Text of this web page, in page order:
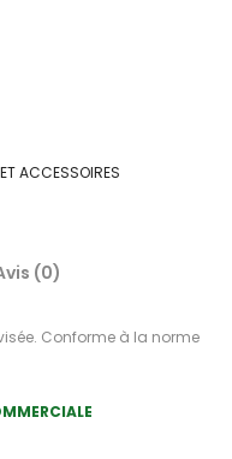
ACCESSOIRES
(0)
Conforme à la norme